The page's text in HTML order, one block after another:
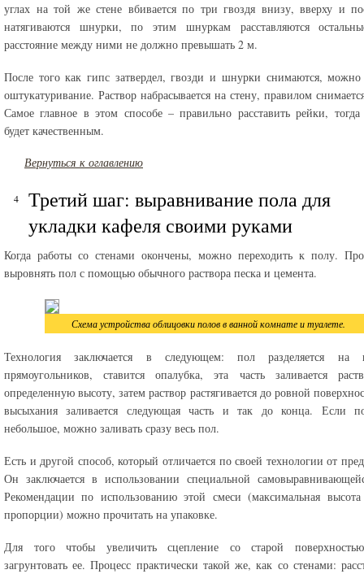
углах на той же стене вбивается по три гвоздя внизу, вверху и
натягиваются шнурки, по этим шнуркам расставляются
расстояние между ними не должно превышать 2 м.
После того как гипс затвердел, гвозди и шнурки снимаются, можно
оштукатуривание. Раствор набрасывается на стену, правилом
Самое главное в этом способе – правильно расставить рейки, тогда
будет качественным.
Вернуться к оглавлению
Третий шаг: выравнивание пола для
укладки кафеля своими руками
Когда работы со стенами окончены, можно переходить к полу.
выровнять пол с помощью обычного раствора песка и цемента.
Схема устройства облицовки полов в ванной комнате и туалете.
Технология заключается в следующем: пол разделяется на
прямоугольников, ставится опалубка, эта часть заливается
определенную высоту, затем раствор растягивается до ровной
высыхания заливается следующая часть и так до конца. Если
небольшое, можно заливать сразу весь пол.
Есть и другой способ, который отличается по своей технологии от
Он заключается в использовании специальной
Рекомендации по использованию этой смеси (максимальная
пропорции) можно прочитать на упаковке.
Для того чтобы увеличить сцепление со старой
загрунтовать ее. Процесс практически такой же, как со стенами: